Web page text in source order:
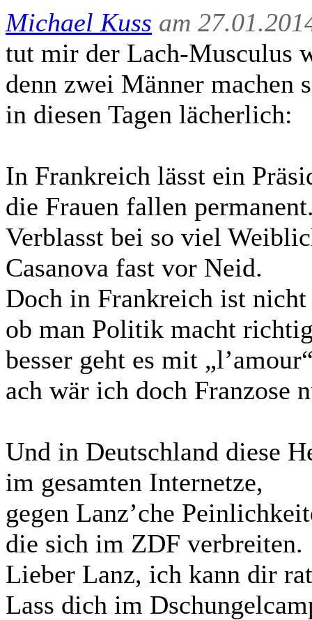
Michael Kuss am
tut mir der Lach-Musculus
denn zwei Männer machen
in diesen Tagen lächerlich:
In Frankreich lässt ein
die Frauen fallen
Verblasst bei so viel
Casanova fast vor Neid.
Doch in Frankreich ist
ob man Politik macht
besser geht es mit
ach wär ich doch Franzose
Und in Deutschland diese
im gesamten Internetze,
gegen Lanz’che
die sich im ZDF verbreiten.
Lieber Lanz, ich kann dir
Lass dich im